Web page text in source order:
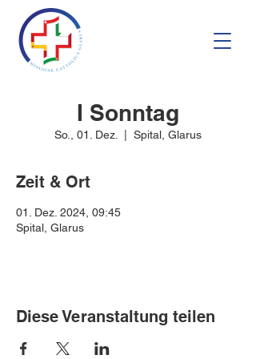
I Sonntag
So., 01. Dez. Spital, Glarus
Zeit & Ort
01. Dez. 2024, 09:45
Spital, Glarus
Diese Veranstaltung teilen